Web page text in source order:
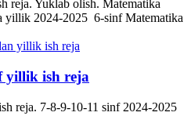
reja. Yuklab olish. Matematika
yillik 2024-2025 6-sinf Matematika
yillik ish reja
reja. 7-8-9-10-11 sinf 2024-2025